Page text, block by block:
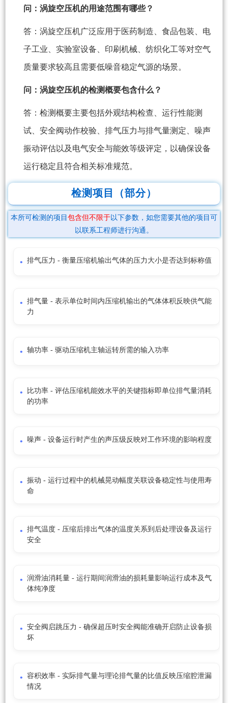
问：涡旋空压机的用途范围有哪些？
答：涡旋空压机广泛应用于医药制造、食品包装、电
子工业、实验室设备、印刷机械、纺织化工等对空气
质量要求较高且需要低噪音稳定气源的场景。
问：涡旋空压机的检测概要包含什么？
答：检测概要主要包括外观结构检查、运行性能测
试、安全阀动作校验、排气压力与排气量测定、噪声
振动评估以及电气安全与能效等级评定，以确保设备
运行稳定且符合相关标准规范。
检测项目（部分）
本所可检测的项目 包含但不限于以下参数，如您需要其他的项目可
以联系工程师进行沟通。
排气压力 - 衡量压缩机输出气体的压力大小是否达到标称值
排气量 - 表示单位时间内压缩机输出的气体体积反映供气能
力
轴功率 - 驱动压缩机主轴运转所需的输入功率
比功率 - 评估压缩机能效水平的关键指标即单位排气量消耗
的功率
噪声 - 设备运行时产生的声压级反映对工作环境的影响程度
振动 - 运行过程中的机械晃动幅度关联设备稳定性与使用寿
命
排气温度 - 压缩后排出气体的温度关系到后处理设备及运行
安全
润滑油消耗量 - 运行期间润滑油的损耗量影响运行成本及气
体纯净度
安全阀启跳压力 - 确保超压时安全阀能准确开启防止设备损
坏
容积效率 - 实际排气量与理论排气量的比值反映压缩腔泄漏
情况